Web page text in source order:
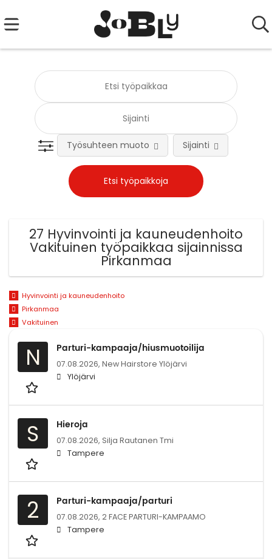
Työsuhteen muoto Sijainti
27 Hyvinvointi ja kauneudenhoito
Vakituinen työpaikkaa sijainnissa
Pirkanmaa
Hyvinvointi ja kauneudenhoito
Pirkanmaa
Vakituinen
N Parturi-kampaaja/hiusmuotoilija
07.08.2026, New Hairstore Ylöjärvi
Ylöjärvi
S Hieroja
07.08.2026, Silja Rautanen Tmi
Tampere
2 Parturi-kampaaja/parturi
07.08.2026, 2 FACE PARTURI-KAMPAAMO
Tampere